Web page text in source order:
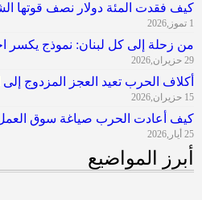
كيف فقدت المئة دولار نصف قوتها
1 تموز,2026
من زحلة إلى كل لبنان: نموذج يكسر
29 حزيران,2026
أكلاف الحرب تعيد العجز المزدوج
15 حزيران,2026
كيف أعادت الحرب صياغة سوق العمل
25 أيار,2026
أبرز المواضيع